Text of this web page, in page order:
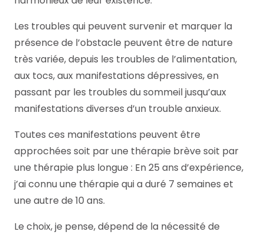
Les troubles qui peuvent survenir et marquer la
présence de l’obstacle peuvent être de nature
très variée, depuis les troubles de l’alimentation,
aux tocs, aux manifestations dépressives, en
passant par les troubles du sommeil jusqu’aux
manifestations diverses d’un trouble anxieux.
Toutes ces manifestations peuvent être
approchées soit par une thérapie brève soit par
une thérapie plus longue : En 25 ans d’expérience,
j’ai connu une thérapie qui a duré 7 semaines et
une autre de 10 ans.
Le choix, je pense, dépend de la nécessité de